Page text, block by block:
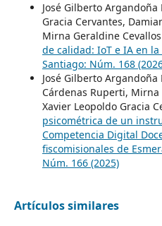
José Gilberto
Gracia Cervantes,
Mirna Geraldine
de calidad: IoT e IA en
Santiago: Núm. 168
José Gilberto
Cárdenas Ruperti,
Xavier Leopoldo Gracia
psicométrica de un
Competencia Digital
fiscomisionales de
Núm. 166 (2025)
Artículos similares